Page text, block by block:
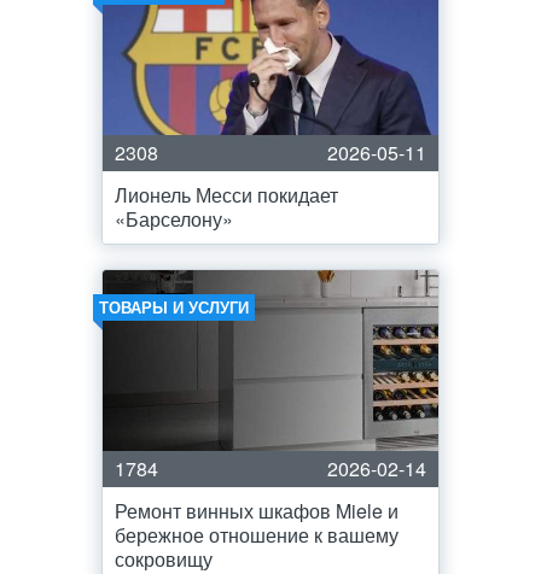
2308
2026-05-11
Лионель Месси покидает
«Барселону»
ТОВАРЫ И УСЛУГИ
1784
2026-02-14
Ремонт винных шкафов Miele и
бережное отношение к вашему
сокровищу